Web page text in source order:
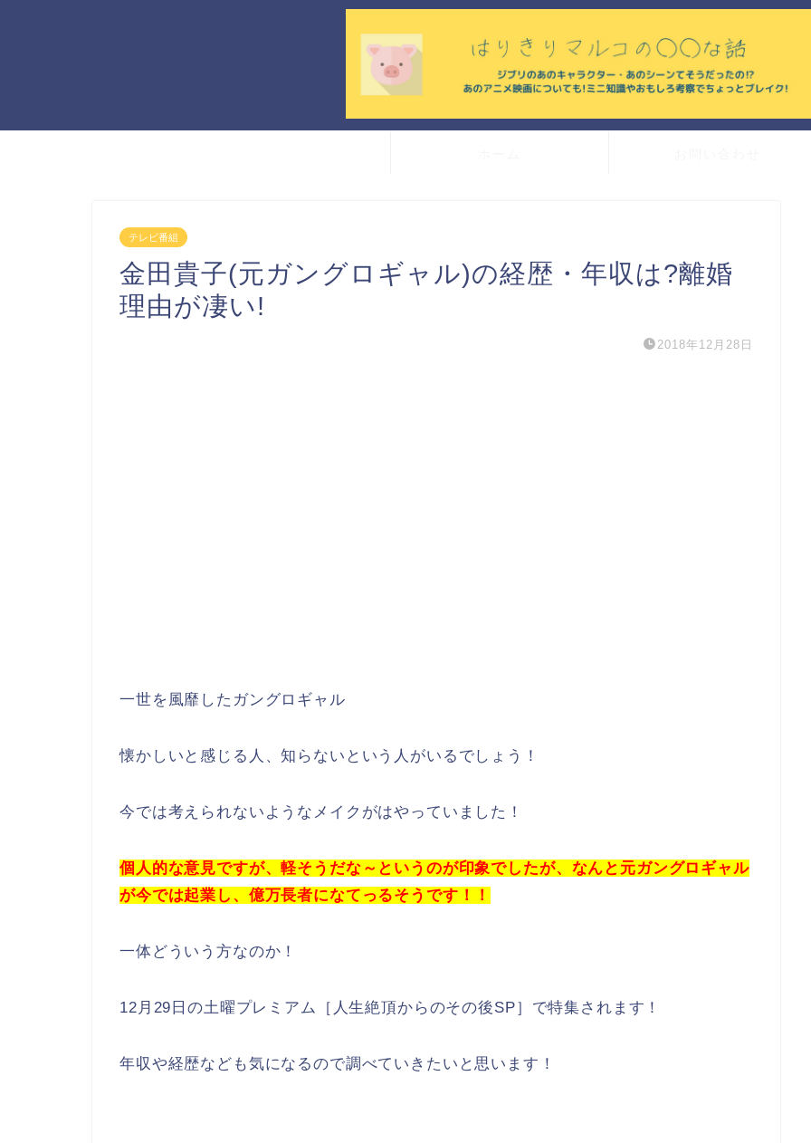
テレビ番組
金田貴子(元ガングロギャル)の経歴・年収は?離婚
理由が凄い!
2018年12月28日
一世を風靡した ガングロギャル
懐かしいと感じる人、知らないという人がいるでしょう！
今では考えられないようなメイクがはやっていました！
個人的な意見ですが、軽そうだな～というのが印象でしたが、なんと元ガングロギャル
が今では起業し、億万長者になてっるそうです！！
一体どういう方なのか！
12月29日の土曜プレミアム［人生絶頂からのその後SP］で特集されます！
年収や経歴なども気になるので調べていきたいと思います！